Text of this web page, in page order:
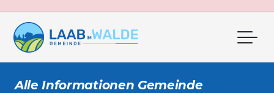
Alle Informationen Gemeinde